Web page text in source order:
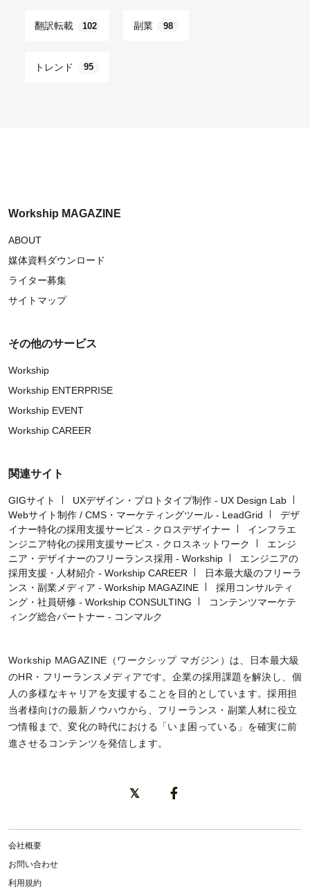
翻訳転載 102 副業 98
トレンド 95
Workship MAGAZINE
ABOUT
媒体資料ダウンロード
ライター募集
サイトマップ
その他のサービス
Workship
Workship ENTERPRISE
Workship EVENT
Workship CAREER
関連サイト
GIGサイト
UXデザイン・プロトタイプ制作 - UX Design Lab
Webサイト制作 / CMS・マーケティングツール - LeadGrid
デザ
イナー特化の採用支援サービス - クロスデザイナー
インフラエ
ンジニア特化の採用支援サービス - クロスネットワーク
エンジ
ニア・デザイナーのフリーランス採用 - Workship
エンジニアの
採用支援・人材紹介 - Workship CAREER
日本最大級のフリーラ
ンス・副業メディア - Workship MAGAZINE
採用コンサルティ
ング・社員研修 - Workship CONSULTING
コンテンツマーケテ
ィング総合パートナー - コンマルク
Workship MAGAZINE（ワークシップ マガジン）は、日本最大級
のHR・フリーランスメディアです。企業の採用課題を解決し、個
人の多様なキャリアを支援することを目的としています。採用担
当者様向けの最新ノウハウから、フリーランス・副業人材に役立
つ情報まで、変化の時代における「いま困っている」を確実に前
進させるコンテンツを発信します。
会社概要
お問い合わせ
利用規約